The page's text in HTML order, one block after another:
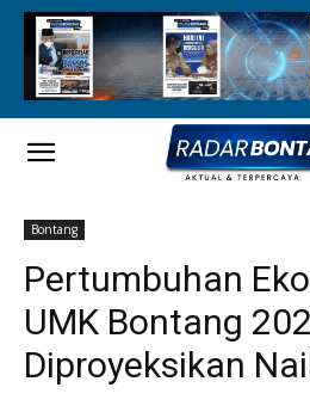
Bontang
Pertumbuhan
UMK Bontang
Diproyeksikan